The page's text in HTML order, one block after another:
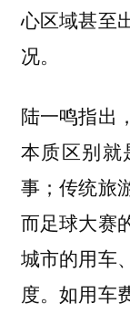
心区域甚至
况。
陆一鸣指出
本质区别就
事；传统旅
而足球大赛
城市的用车
度。如用车